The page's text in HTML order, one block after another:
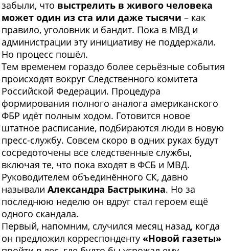
забыли, что выстрелить в живого человека
может один из ста или даже тысячи – как
правило, уголовник и бандит. Пока в МВД и
администрации эту инициативу не поддержали.
Но процесс пошёл.
Тем временем гораздо более серьёзные события
происходят вокруг Следственного комитета
Российской Федерации. Процедура
формирования полного аналога американского
ФБР идёт полным ходом. Готовится новое
штатное расписание, подбираются люди в новую
пресс-службу. Совсем скоро в одних руках будут
сосредоточены все следственные службы,
включая те, что пока входят в ФСБ и МВД.
Руководителем объединённого СК, давно
называли Александра Бастрыкина. Но за
последнюю неделю он вдруг стал героем ещё
одного скандала.
Первый, напомним, случился месяц назад, когда
он предложил корреспонденту «Новой газеты»